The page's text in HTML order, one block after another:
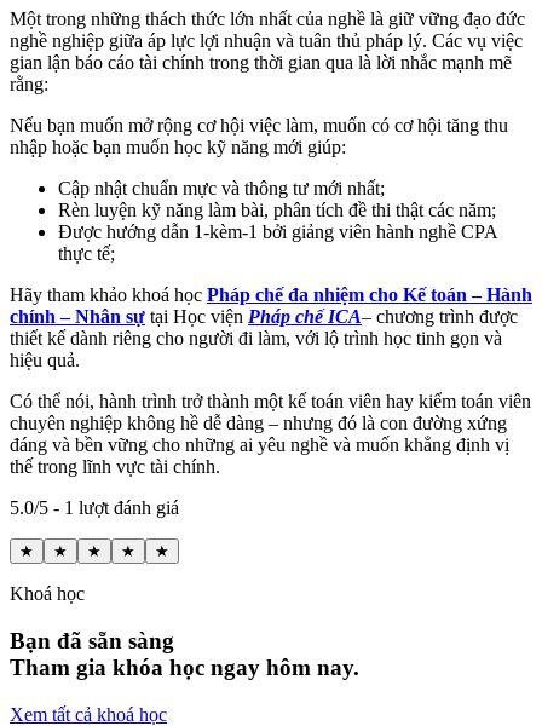
Một trong những thách thức lớn nhất của nghề là giữ vững đạo đức
nghề nghiệp giữa áp lực lợi nhuận và tuân thủ pháp lý. Các vụ việc
gian lận báo cáo tài chính trong thời gian qua là lời nhắc mạnh mẽ
rằng:
Nếu bạn muốn mở rộng cơ hội việc làm, muốn có cơ hội tăng thu
nhập hoặc bạn muốn học kỹ năng mới giúp:
Cập nhật chuẩn mực và thông tư mới nhất;
Rèn luyện kỹ năng làm bài, phân tích đề thi thật các năm;
Được hướng dẫn 1-kèm-1 bởi giảng viên hành nghề CPA
thực tế;
Hãy tham khảo khoá học Pháp chế đa nhiệm cho Kế toán – Hành
chính – Nhân sự tại Học viện Pháp chế ICA– chương trình được
thiết kế dành riêng cho người đi làm, với lộ trình học tinh gọn và
hiệu quả.
Có thể nói, hành trình trở thành một kế toán viên hay kiểm toán viên
chuyên nghiệp không hề dễ dàng – nhưng đó là con đường xứng
đáng và bền vững cho những ai yêu nghề và muốn khẳng định vị
thế trong lĩnh vực tài chính.
5.0/5 - 1 lượt đánh giá
★ ★ ★ ★ ★
Khoá học
Bạn đã sẵn sàng
Tham gia khóa học ngay hôm nay.
Xem tất cả khoá học